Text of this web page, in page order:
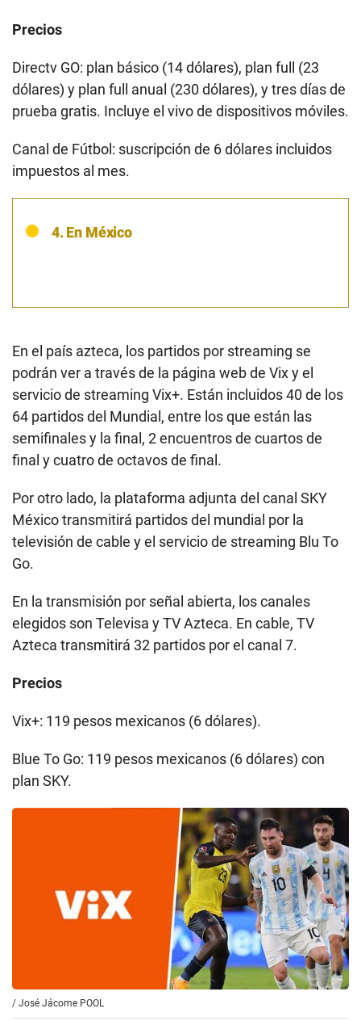
Precios
Directv GO: plan básico (14 dólares), plan full (23
dólares) y plan full anual (230 dólares), y tres días de
prueba gratis. Incluye el vivo de dispositivos móviles.
Canal de Fútbol: suscripción de 6 dólares incluidos
impuestos al mes.
4. En México
En el país azteca, los partidos por streaming se
podrán ver a través de la página web de Vix y el
servicio de streaming Vix+. Están incluidos 40 de los
64 partidos del Mundial, entre los que están las
semifinales y la final, 2 encuentros de cuartos de
final y cuatro de octavos de final.
Por otro lado, la plataforma adjunta del canal SKY
México transmitirá partidos del mundial por la
televisión de cable y el servicio de streaming Blu To
Go.
En la transmisión por señal abierta, los canales
elegidos son Televisa y TV Azteca. En cable, TV
Azteca transmitirá 32 partidos por el canal 7.
Precios
Vix+: 119 pesos mexicanos (6 dólares).
Blue To Go: 119 pesos mexicanos (6 dólares) con
plan SKY.
/ José Jácome POOL